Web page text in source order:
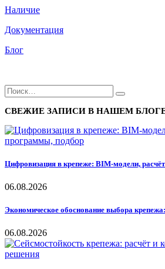
Наличие
Документация
Блог
СВЕЖИЕ ЗАПИСИ В НАШЕМ
Цифровизация в крепеже: BIM-модели,
06.08.2026
Экономическое обоснование выбора
06.08.2026